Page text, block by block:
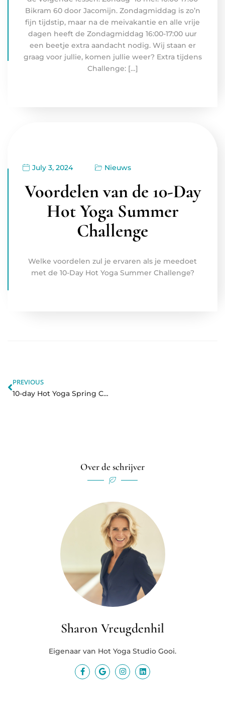
Bikram 60 door Jacomijn. Zondagmiddag is zo’n
fijn tijdstip, maar na de meivakantie en alle vrije
dagen heeft de Zondagmiddag 16:00-17:00 uur
een beetje extra aandacht nodig. Wij staan er
graag voor jullie, komen jullie weer? Extra tijdens
Challenge: […]
July 3, 2024 Nieuws
Voordelen van de 10-Day
Hot Yoga Summer
Challenge
Welke voordelen zul je ervaren als je meedoet
met de 10-Day Hot Yoga Summer Challenge?
PREVIOUS
10-day Hot Yoga Spring Challenge
Over de schrijver
Sharon Vreugdenhil
Eigenaar van Hot Yoga Studio Gooi.